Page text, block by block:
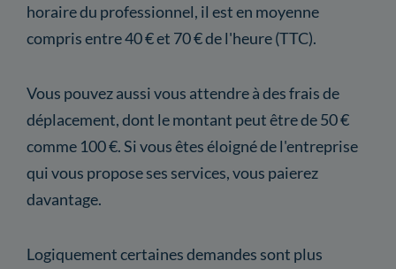
horaire du professionnel, il est en moyenne
compris entre 40 € et 70 € de l'heure (TTC).
Vous pouvez aussi vous attendre à des frais de
déplacement, dont le montant peut être de 50 €
comme 100 €. Si vous êtes éloigné de l'entreprise
qui vous propose ses services, vous paierez
davantage.
Logiquement certaines demandes sont plus